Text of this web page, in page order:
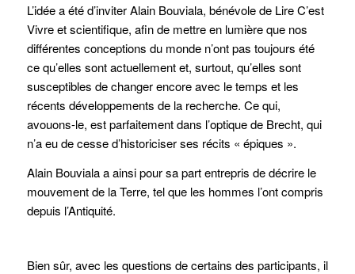
L’idée a été d’inviter Alain Bouviala, bénévole de Lire C’est
Vivre et scientifique, afin de mettre en lumière que nos
différentes conceptions du monde n’ont pas toujours été
ce qu’elles sont actuellement et, surtout, qu’elles sont
susceptibles de changer encore avec le temps et les
récents développements de la recherche. Ce qui,
avouons-le, est parfaitement dans l’optique de Brecht, qui
n’a eu de cesse d’historiciser ses récits « épiques ».
Alain Bouviala a ainsi pour sa part entrepris de décrire le
mouvement de la Terre, tel que les hommes l’ont compris
depuis l’Antiquité.
Bien sûr, avec les questions de certains des participants, il